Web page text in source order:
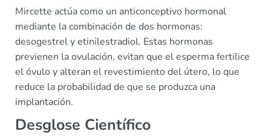
Mircette actúa como un anticonceptivo hormonal
mediante la combinación de dos hormonas:
desogestrel y etinilestradiol. Estas hormonas
previenen la ovulación, evitan que el esperma fertilice
el óvulo y alteran el revestimiento del útero, lo que
reduce la probabilidad de que se produzca una
implantación.
Desglose Científico